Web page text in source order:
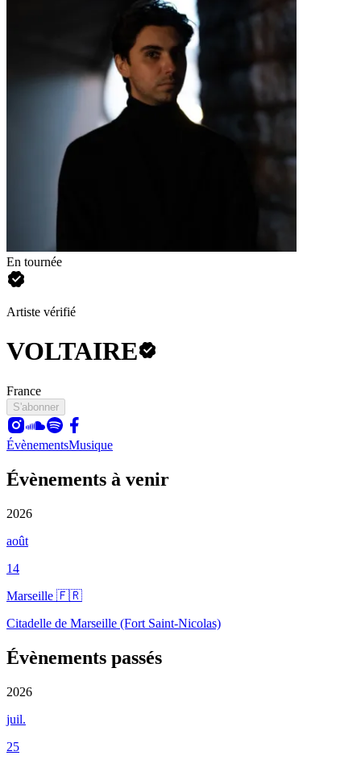
En tournée
Artiste vérifié
VOLTAIRE
France
S'abonner
ÉvènementsMusique
Évènements à venir
2026
août
14
Marseille 🇫🇷
Citadelle de Marseille (Fort Saint-Nicolas)
Évènements passés
2026
juil.
25